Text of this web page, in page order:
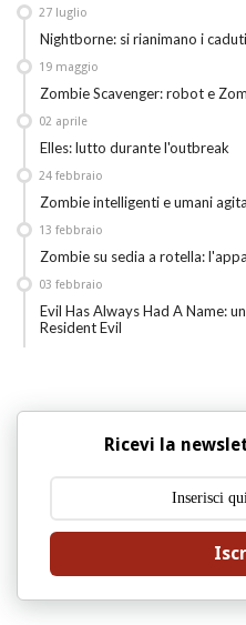
Nightborne: si rianimano i
27 luglio
Zombie Scavenger: robot e
19 maggio
Elles: lutto durante l'outbreak
02 aprile
Zombie intelligenti e umani
24 febbraio
Zombie su sedia a rotella:
13 febbraio
Evil Has Always Had A Name:
Resident Evil
03 febbraio
Ricevi la